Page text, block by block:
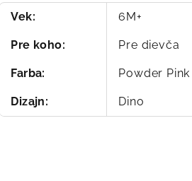
Vek: 6M+
Pre koho: Pre dievča
Farba: Powder Pink
Dizajn: Dino